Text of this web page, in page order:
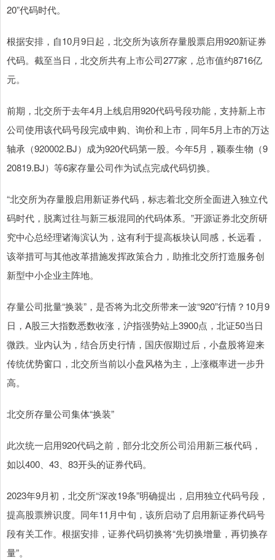
20”代码时代。
根据安排，自10月9日起，北交所为该所存量股票启用920新证券
代码。截至当日，北交所共有上市公司277家，总市值约8716亿
元。
前期，北交所于去年4月上线启用920代码号段功能，支持新上市
公司使用该代码号段完成申购、询价和上市，同年5月上市的万达
轴承（920002.BJ）成为920代码第一股。今年5月，颖泰生物（9
20819.BJ）等6家存量公司作为试点完成代码切换。
“北交所为存量股启用新证券代码，标志着北交所全面进入独立代
码时代，脱离过往与新三板混同的代码体系。”开源证券北交所研
究中心总经理诸海滨认为，这有利于提高板块认同感，长远看，
该举措可与其他改革措施发挥政策合力，助推北交所打造服务创
新型中小企业主阵地。
存量公司批量“换装”，是否将为北交所带来一波“920”行情？10月9
日，A股三大指数悉数收涨，沪指强势站上3900点，北证50当日
微跌。业内认为，结合历史行情，国庆假期过后，小盘股将迎来
传统优势窗口，北交所当前以小盘风格为主，上涨概率进一步升
高。
北交所存量公司集体“换装”
此次统一启用920代码之前，部分北交所公司沿用新三板代码，
如以400、43、83开头的证券代码。
2023年9月初，北交所“深改19条”明确提出，启用独立代码号段，
提高股票辨识度。同年11月中旬，该所启动了启用新证券代码号
段有关工作。根据安排，证券代码切换将“先切换增量，再切换存
量”。